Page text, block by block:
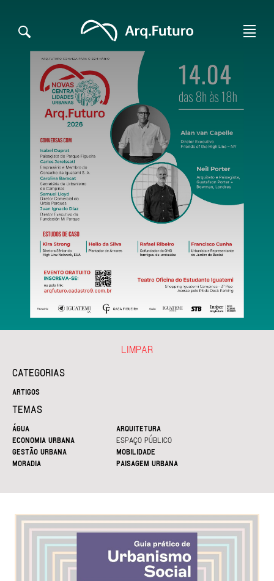
CATEGORIAS
ARTIGOS
TEMAS
ÁGUA
ARQUITETURA
ECONOMIA URBANA
ESPAÇO PÚBLICO
GESTÃO URBANA
MOBILIDADE
MORADIA
PAISAGEM URBANA
LIMPAR